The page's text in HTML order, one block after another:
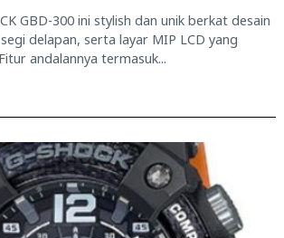
GBD-300 ini stylish dan unik berkat desain
delapan, serta layar MIP LCD yang
andalannya termasuk...